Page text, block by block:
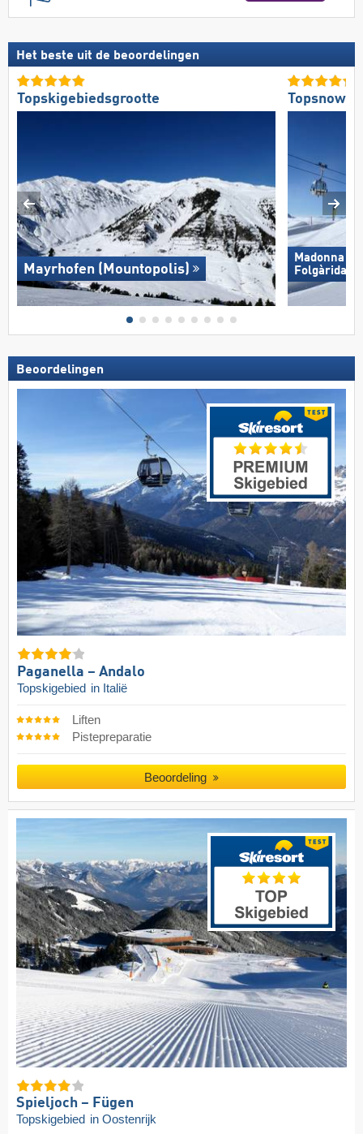
Het beste uit de beoordelingen
Topskigebiedsgrootte
Mayrhofen (Mountopolis)
Madonna di
Folgàrida/​
Beoordelingen
Paganella – Andalo
Topskigebied in Italië
Liften
Pistepreparatie
Beoordeling
Spieljoch – Fügen
Topskigebied in Oostenrijk